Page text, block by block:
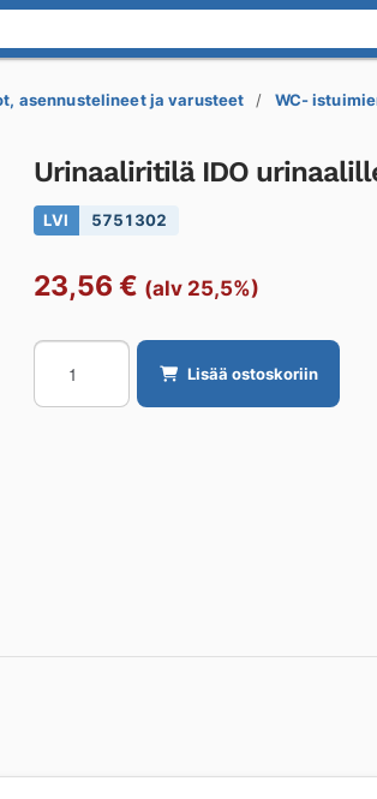
asennustelineet ja varusteet WC-
Urinaaliritilä IDO
LVI 5751302
23,56 € (alv 25,5%)
Urinaaliritilä
urinaalille
Lisää ostoskoriin